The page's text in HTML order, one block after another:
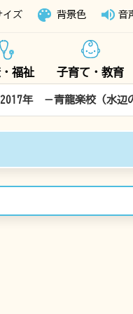
市ホームページ
イズ 背景色 音
福祉 子育て・教育
2017年 －青龍楽校（水辺